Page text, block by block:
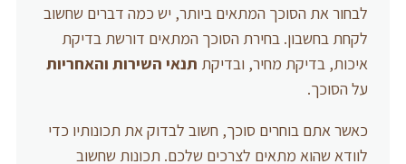
לבחור את הסוכך המתאים ביותר, יש כמה דברים שחשוב
לקחת בחשבון. בחירת הסוכך המתאים דורשת בדיקת
איכות, בדיקת מחיר, ובדיקת תנאי השירות והאחריות
על הסוכך.
כאשר אתם בוחרים סוכך, חשוב לבדוק את תכונותיו כדי
לוודא שהוא מתאים לצרכים שלכם. תכונות שחשוב